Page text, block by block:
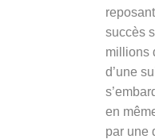
succès
millions
d’une
en
par une